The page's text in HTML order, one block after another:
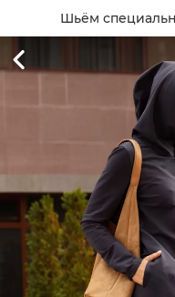
Шьём